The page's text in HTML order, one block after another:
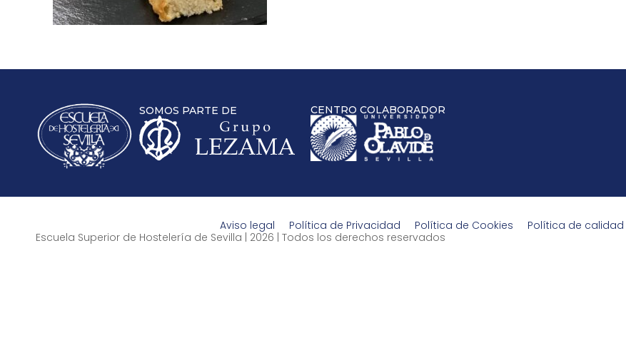
SOMOS PARTE DE CENTRO COLABORADOR
Aviso legal Política de Privacidad Política de Cookies Política de calidad
Escuela Superior de Hostelería de Sevilla | 2026 | Todos los derechos reservados